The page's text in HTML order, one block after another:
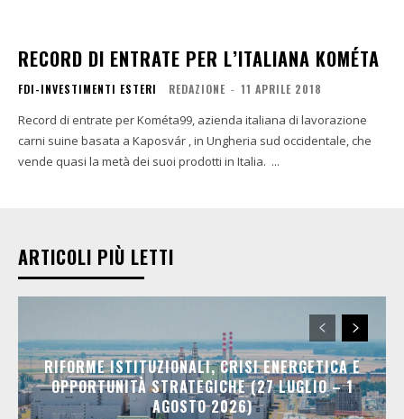
RECORD DI ENTRATE PER L’ITALIANA KOMÉTA
FDI-INVESTIMENTI ESTERI REDAZIONE - 11 APRILE 2018
Record di entrate per Kométa99, azienda italiana di lavorazione
carni suine basata a Kaposvár , in Ungheria sud occidentale, che
vende quasi la metà dei suoi prodotti in Italia. ...
ARTICOLI PIÙ LETTI
RIFORME ISTITUZIONALI, CRISI ENERGETICA E
OPPORTUNITÀ STRATEGICHE (27 LUGLIO – 1
AGOSTO 2026)